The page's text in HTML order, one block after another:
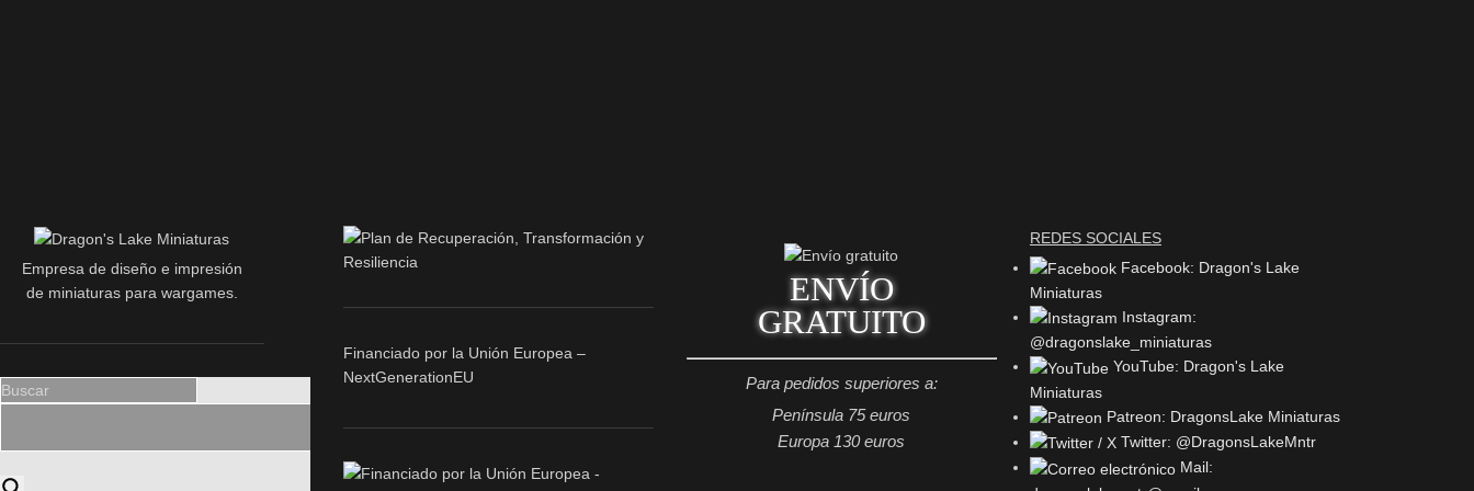
Empresa de diseño e impresión
de miniaturas para wargames.
Financiado por la Unión Europea –
NextGenerationEU
ENVÍO
GRATUITO
Para pedidos superiores a:
Península 75 euros
Europa 130 euros
REDES SOCIALES
Facebook: Dragon's Lake
Miniaturas
Instagram:
@dragonslake_miniaturas
YouTube: Dragon's Lake
Miniaturas
Patreon: DragonsLake Miniaturas
Twitter: @DragonsLakeMntr
Mail: